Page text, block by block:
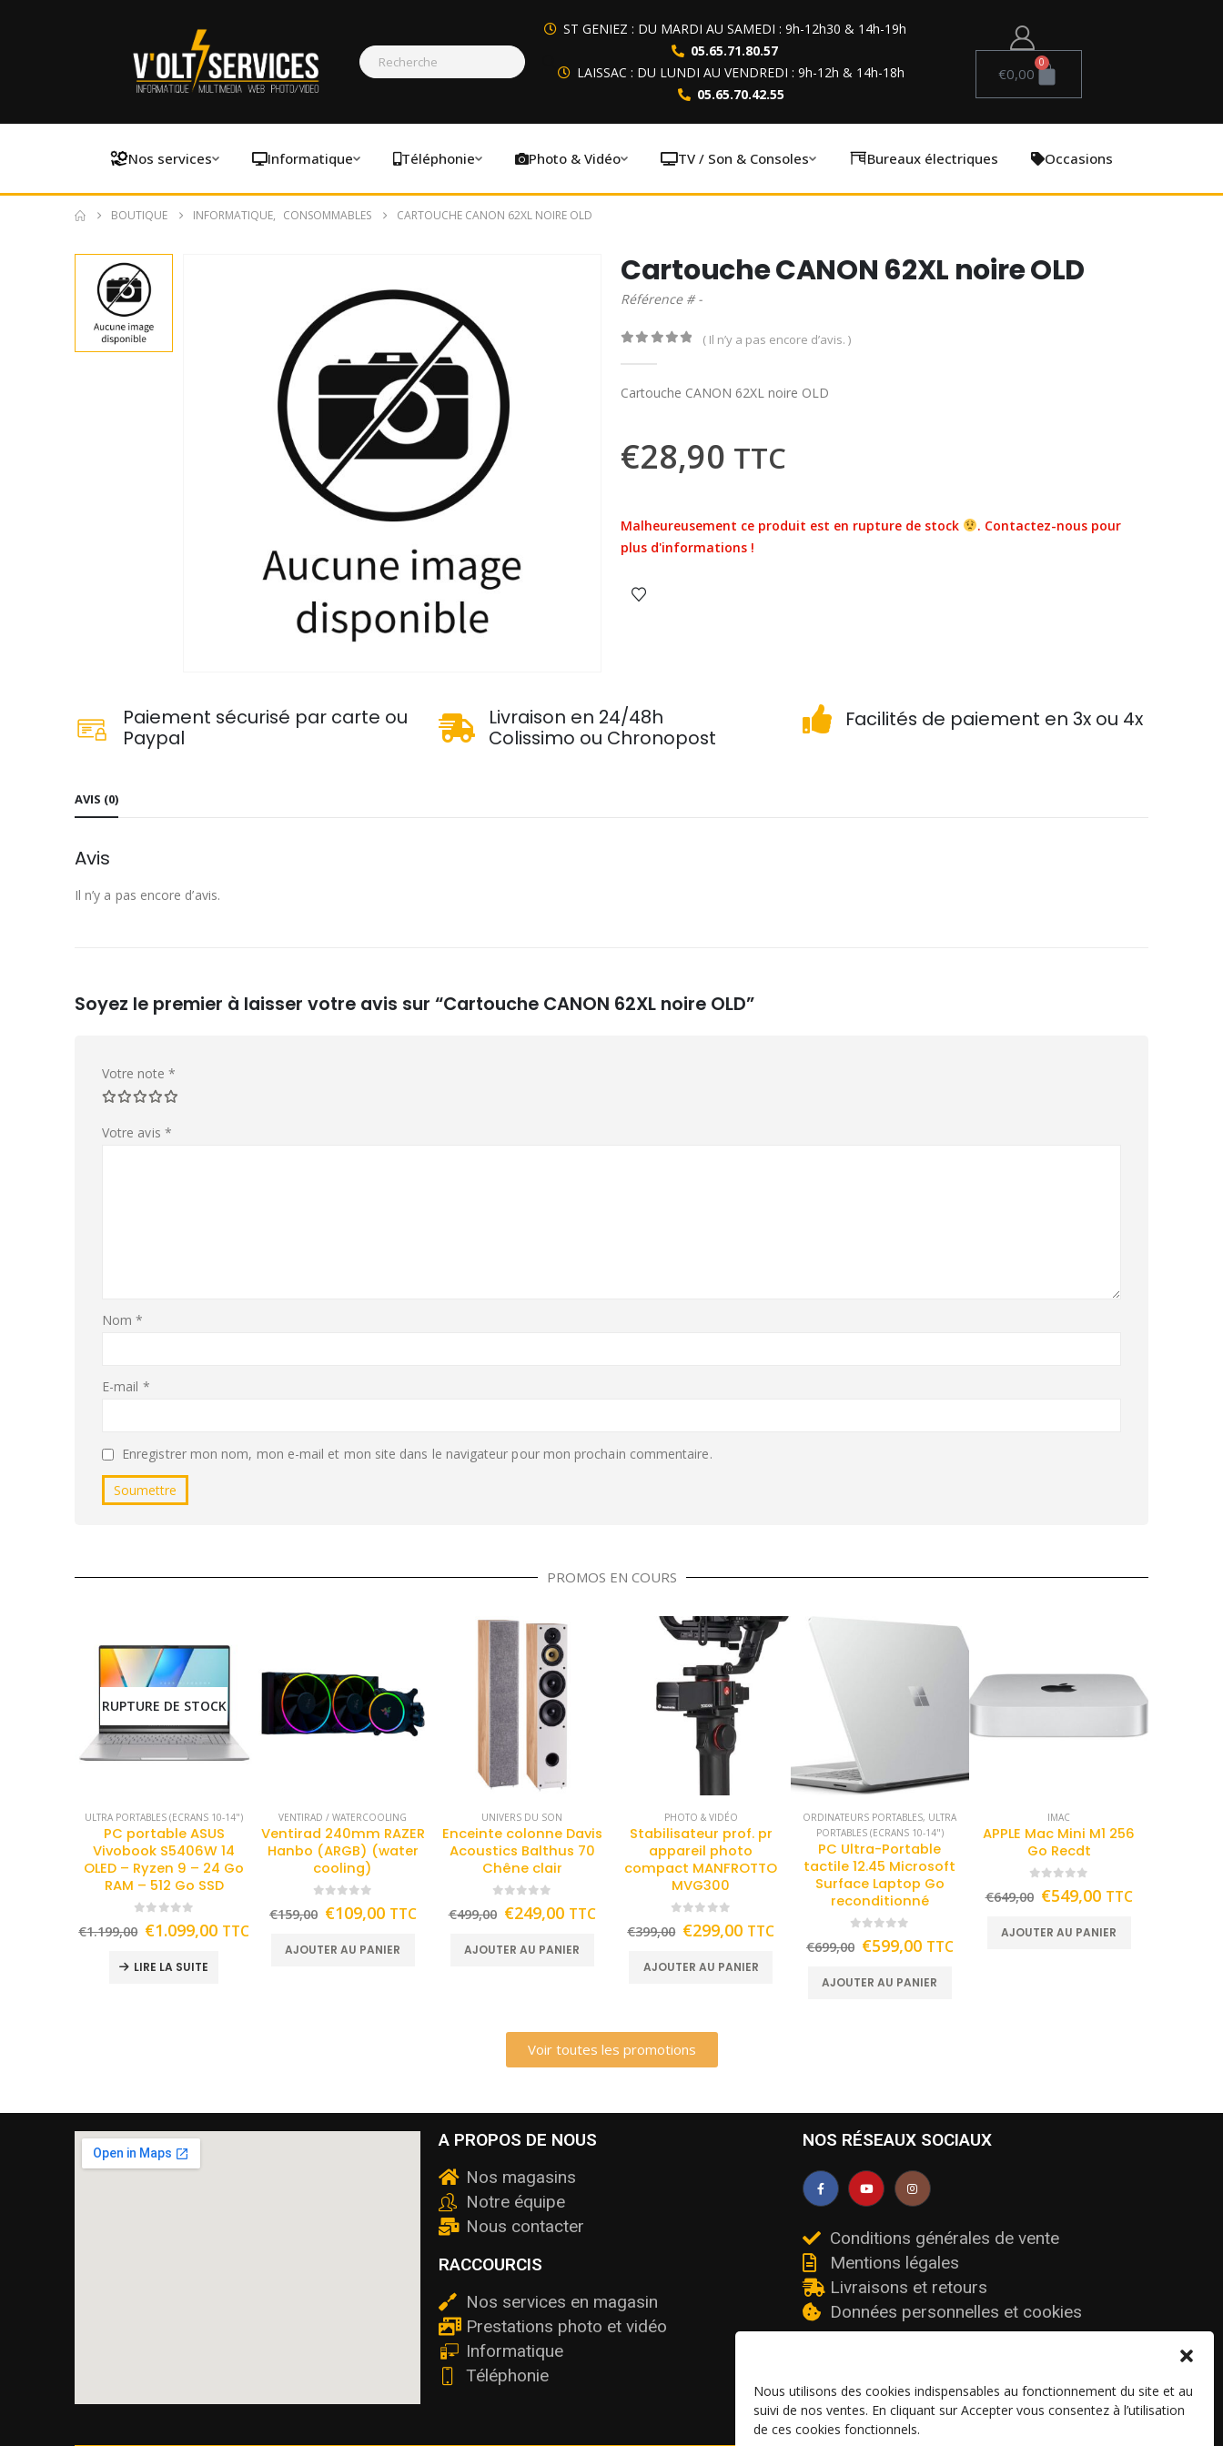
Nous utilisons des cookies indispensables au fonctionnement du site et au
suivi de nos ventes. En cliquant sur Accepter vous consentez à l’utilisation
de ces cookies fonctionnels.
ST GENIEZ : DU MARDI AU SAMEDI : 9h-12h30 & 14h-19h
05.65.71.80.57
LAISSAC : DU LUNDI AU VENDREDI : 9h-12h & 14h-18h
05.65.70.42.55
€0,00
0
Nos services Informatique Téléphonie Photo & Vidéo TV / Son & Consoles Bureaux électriques Occasions
BOUTIQUE INFORMATIQUE, CONSOMMABLES CARTOUCHE CANON 62XL NOIRE OLD
Cartouche CANON 62XL noire OLD
Référence # -
( Il n’y a pas encore d’avis. )
Cartouche CANON 62XL noire OLD
€28,90 TTC
Malheureusement ce produit est en rupture de stock
. Contactez-nous pour
plus d'informations !
Paiement sécurisé par carte ou
Paypal
Livraison en 24/48h
Colissimo ou Chronopost
Facilités de paiement en 3x ou 4x
AVIS (0)
Avis
Il n’y a pas encore d’avis.
Soyez le premier à laisser votre avis sur “Cartouche CANON 62XL noire OLD”
Votre note *
Votre avis *
Nom*
E-mail *
Enregistrer mon nom, mon e-mail et mon site dans le navigateur pour mon prochain commentaire.
PROMOS EN COURS
RUPTURE DE STOCK
ULTRA PORTABLES (ECRANS 10-14")
PC portable ASUS
Vivobook S5406W 14
OLED – Ryzen 9 – 24 Go
RAM – 512 Go SSD
€1.199,00 €1.099,00 TTC
LIRE LA SUITE
VENTIRAD / WATERCOOLING
Ventirad 240mm RAZER
Hanbo (ARGB) (water
cooling)
€159,00 €109,00 TTC
AJOUTER AU PANIER
UNIVERS DU SON
Enceinte colonne Davis
Acoustics Balthus 70
Chêne clair
€499,00 €249,00 TTC
AJOUTER AU PANIER
PHOTO & VIDÉO
Stabilisateur prof. pr
appareil photo
compact MANFROTTO
MVG300
€399,00 €299,00 TTC
AJOUTER AU PANIER
ORDINATEURS PORTABLES, ULTRA
PORTABLES (ECRANS 10-14")
PC Ultra-Portable
tactile 12.45 Microsoft
Surface Laptop Go
reconditionné
€699,00 €599,00 TTC
AJOUTER AU PANIER
IMAC
APPLE Mac Mini M1 256
Go Recdt
€649,00 €549,00 TTC
AJOUTER AU PANIER
Voir toutes les promotions
A PROPOS DE NOUS
Nos magasins
Notre équipe
Nous contacter
RACCOURCIS
Nos services en magasin
Prestations photo et vidéo
Informatique
Téléphonie
NOS RÉSEAUX SOCIAUX
Conditions générales de vente
Mentions légales
Livraisons et retours
Données personnelles et cookies